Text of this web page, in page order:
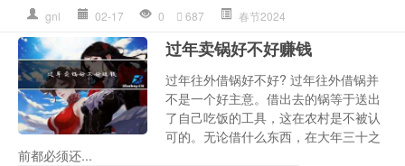
gnl 02-17 0 687 春节2024
过年卖锅好不好赚钱
过年往外借锅好不好? 过年往外借锅并
不是一个好主意。借出去的锅等于送出
了自己吃饭的工具，这在农村是不被认
可的。无论借什么东西，在大年三十之
前都必须还...